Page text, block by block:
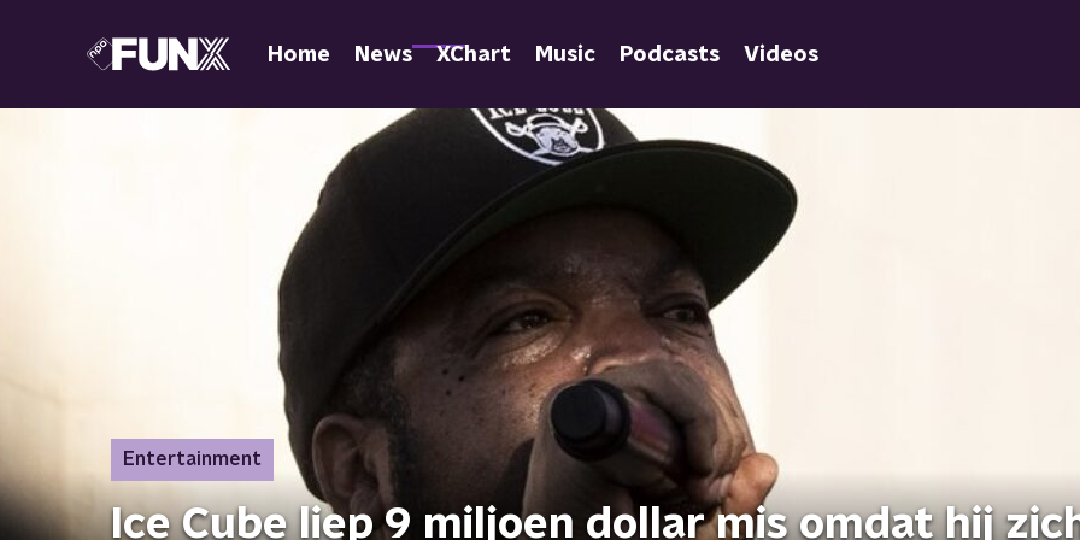
Home News XChart Music Podcasts Videos
Entertainment
Ice Cube liep 9 miljoen dollar mis omdat hij